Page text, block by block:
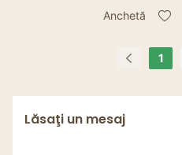
individual 6,7 inchi, tijă
folosință pentru paie de
cafea, paie de cafea4
Anchetă
1
Lăsaţi un mesaj